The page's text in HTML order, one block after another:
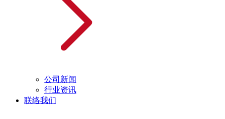
公司新闻
行业资讯
联络我们